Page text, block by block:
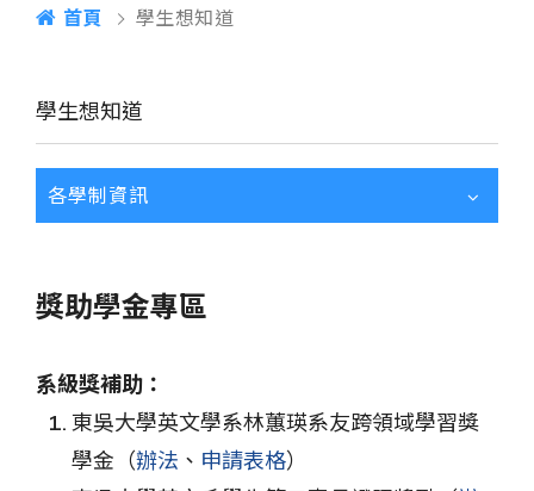
首頁 學生想知道
學生想知道
各學制資訊
獎助學金專區
系級獎補助：
東吳大學英文學系林蕙瑛系友跨領域學習獎
學金（辦法 、 申請表格）